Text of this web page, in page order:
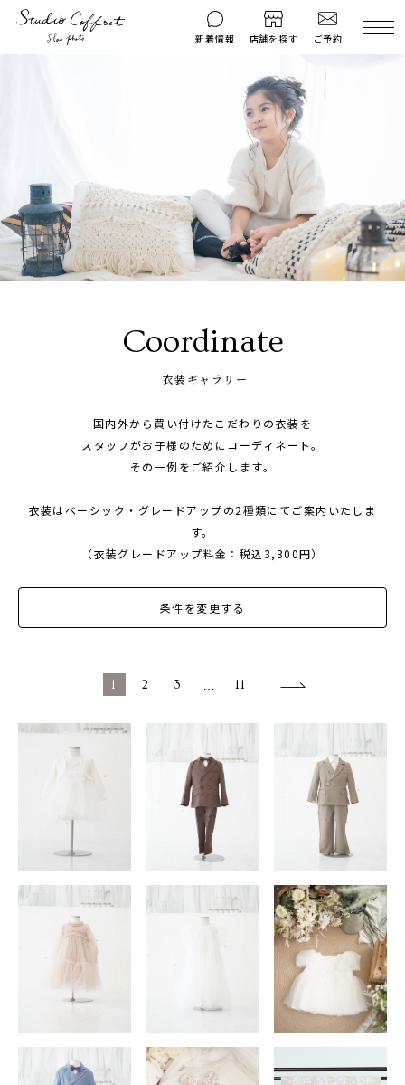
新着情報 店舗を探す ご予約
撮影後のお問い
合わせ
料金シミュレーション
衣装ギャラリー よくある質問
キャンペーン コフレマグ
お知らせ 資料請求
1/2成人式・十歳の祝い
十三祝い・十三参り
1歳誕生日
誕生日
100日祝い・お食い初め
ロケーション撮影・カメラマン
子供の写真撮影・スタジオフォト
赤ちゃん撮影・ベビーフォト
Coordinate
衣装ギャラリー
国内外から買い付けたこだわりの衣装を
スタッフがお子様のためにコーディネート。
その一例をご紹介します。
衣装はベーシック・グレードアップの2種類にてご案内いたしま
す。
（衣装グレードアップ料金：税込3,300円）
条件を変更する
1 2 3 11